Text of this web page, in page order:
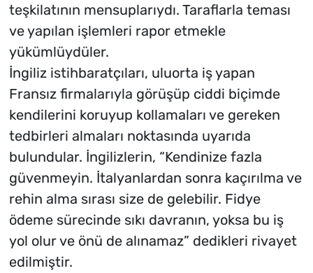
teşkilatının mensuplarıydı. Taraflarla teması
ve yapılan işlemleri rapor etmekle
yükümlüydüler.
İngiliz istihbaratçıları, uluorta iş yapan
Fransız firmalarıyla görüşüp ciddi biçimde
kendilerini koruyup kollamaları ve gereken
tedbirleri almaları noktasında uyarıda
bulundular. İngilizlerin, “Kendinize fazla
güvenmeyin. İtalyanlardan sonra kaçırılma ve
rehin alma sırası size de gelebilir. Fidye
ödeme sürecinde sıkı davranın, yoksa bu iş
yol olur ve önü de alınamaz” dedikleri rivayet
edilmiştir.